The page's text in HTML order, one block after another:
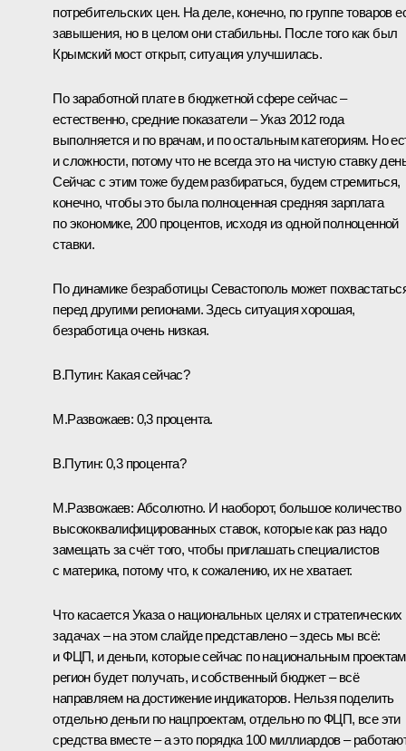
потребительских цен. На деле, конечно, по группе товаров
завышения, но в целом они стабильны. После того как был
Крымский мост открыт, ситуация улучшилась.
По заработной плате в бюджетной сфере сейчас –
естественно, средние показатели – Указ 2012 года
выполняется и по врачам, и по остальным категориям. Но
и сложности, потому что не всегда это на чистую ставку
Сейчас с этим тоже будем разбираться, будем стремиться,
конечно, чтобы это была полноценная средняя зарплата
по экономике, 200 процентов, исходя из одной полноценной
ставки.
По динамике безработицы Севастополь может
перед другими регионами. Здесь ситуация хорошая,
безработица очень низкая.
В.Путин: Какая сейчас?
М.Развожаев: 0,3 процента.
В.Путин: 0,3 процента?
М.Развожаев: Абсолютно. И наоборот, большое количество
высококвалифицированных ставок, которые как раз надо
замещать за счёт того, чтобы приглашать специалистов
с материка, потому что, к сожалению, их не хватает.
Что касается Указа о национальных целях и стратегических
задачах – на этом слайде представлено – здесь мы всё:
и ФЦП, и деньги, которые сейчас по национальным проектам
регион будет получать, и собственный бюджет – всё
направляем на достижение индикаторов. Нельзя поделить
отдельно деньги по нацпроектам, отдельно по ФЦП, все эти
средства вместе – а это порядка 100 миллиардов –